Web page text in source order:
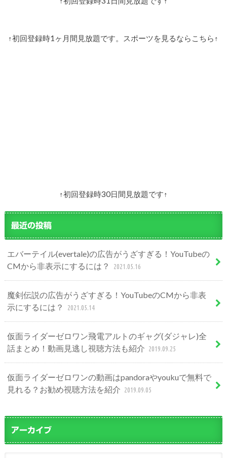
↑初回登録時1ヶ月間見放題です。スポーツを見るならこちら↑
↑初回登録時30日間見放題です↑
最近の投稿
エバーテイル(evertale)の広告がうざすぎる！YouTubeの
CMから非表示にするには？
2021.05.16
魔剣伝説の広告がうざすぎる！YouTubeのCMから非表
示にするには？
2021.05.14
仮面ライダーゼロワン飛電アルトのギャグ(ダジャレ)全
話まとめ！動画見逃し視聴方法も紹介 2019.09.25
仮面ライダーゼロワンの動画はpandoraやyoukuで無料で
見れる？お勧め視聴方法を紹介 2019.09.05
アーカイブ